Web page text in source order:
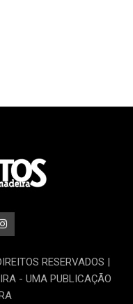
RESERVADOS |
- UMA PUBLICAÇÃO